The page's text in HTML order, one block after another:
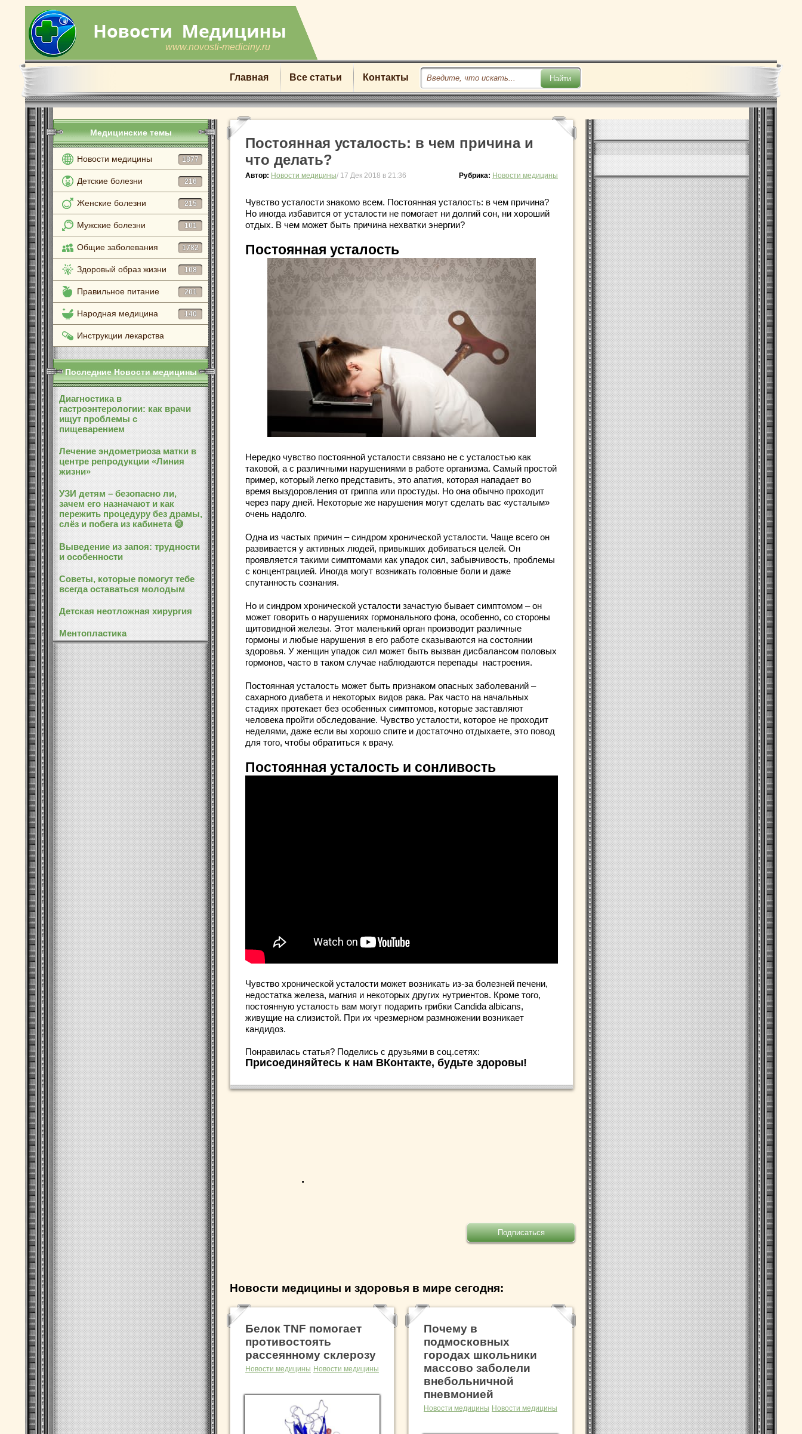
www.novosti-mediciny.ru
Главная Все статьи Контакты
Медицинские темы
Новости медицины 1877
Детские болезни 216
Женские болезни 215
Мужские болезни 101
Общие заболевания 1782
Здоровый образ жизни 108
Правильное питание 201
Народная медицина 140
Инструкции лекарства
Последние Новости медицины
Диагностика в
гастроэнтерологии: как врачи
ищут проблемы с
пищеварением
Лечение эндометриоза матки в
центре репродукции «Линия
жизни»
УЗИ детям – безопасно ли,
зачем его назначают и как
пережить процедуру без драмы,
слёз и побега из кабинета 😅
Выведение из запоя: трудности
и особенности
Советы, которые помогут тебе
всегда оставаться молодым
Детская неотложная хирургия
Ментопластика
Постоянная усталость: в чем причина и
что делать?
Автор: Новости медицины/ 17 Дек 2018 в 21:36 Рубрика: Новости медицины
Чувство усталости знакомо всем. Постоянная усталость: в чем причина?
Но иногда избавится от усталости не помогает ни долгий сон, ни хороший
отдых. В чем может быть причина нехватки энергии?
Постоянная усталость
Нередко чувство постоянной усталости связано не с усталостью как
таковой, а с различными нарушениями в работе организма. Самый простой
пример, который легко представить, это апатия, которая нападает во
время выздоровления от гриппа или простуды. Но она обычно проходит
через пару дней. Некоторые же нарушения могут сделать вас «усталым»
очень надолго.
Одна из частых причин – синдром хронической усталости. Чаще всего он
развивается у активных людей, привыкших добиваться целей. Он
проявляется такими симптомами как упадок сил, забывчивость, проблемы
с концентрацией. Иногда могут возникать головные боли и даже
спутанность сознания.
Но и синдром хронической усталости зачастую бывает симптомом – он
может говорить о нарушениях гормонального фона, особенно, со стороны
щитовидной железы. Этот маленький орган производит различные
гормоны и любые нарушения в его работе сказываются на состоянии
здоровья. У женщин упадок сил может быть вызван дисбалансом половых
гормонов, часто в таком случае наблюдаются перепады настроения.
Постоянная усталость может быть признаком опасных заболеваний –
сахарного диабета и некоторых видов рака. Рак часто на начальных
стадиях протекает без особенных симптомов, которые заставляют
человека пройти обследование. Чувство усталости, которое не проходит
неделями, даже если вы хорошо спите и достаточно отдыхаете, это повод
для того, чтобы обратиться к врачу.
Постоянная усталость и сонливость
Чувство хронической усталости может возникать из-за болезней печени,
недостатка железа, магния и некоторых других нутриентов. Кроме того,
постоянную усталость вам могут подарить грибки Candida albicans,
живущие на слизистой. При их чрезмерном размножении возникает
кандидоз.
Понравилась статья? Поделись с друзьями в соц.сетях:
Присоединяйтесь к нам ВКонтакте, будьте здоровы!
.
Новости медицины и здоровья в мире сегодня:
Белок TNF помогает
противостоять
рассеянному склерозу
Новости медицины Новости медицины
Почему в
подмосковных
городах школьники
массово заболели
внебольничной
пневмонией
Новости медицины Новости медицины